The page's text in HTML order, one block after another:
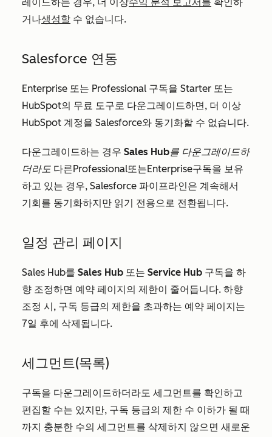
거나생성할 수 없습니다.
Salesforce 연동
Enterprise 또는 Professional 구독을 Starter 또는
HubSpot의 무료 도구로 다운그레이드하면, 더 이상
HubSpot 계정을 Salesforce와 동기화할 수 없습니다.
다운그레이드하는 경우 Sales Hub를 다운그레이드하
더라도 다른Professional또는Enterprise구독을 보유
하고 있는 경우, Salesforce 파이프라인은 계속해서
기회를 동기화하지만 읽기 전용으로 전환됩니다.
일정 관리 페이지
Sales Hub를 Sales Hub 또는 Service Hub 구독을 하
향 조정하면 예약 페이지의 제한이 줄어듭니다. 하향
조정 시, 구독 등급의 제한을 초과하는 예약 페이지는
7일 후에 삭제됩니다.
세그먼트(목록)
구독을 다운그레이드하더라도 세그먼트를 확인하고
편집할 수는 있지만, 구독 등급의 제한 수 이하가 될 때
까지 충분한 수의 세그먼트를 삭제하지 않으면 새로운